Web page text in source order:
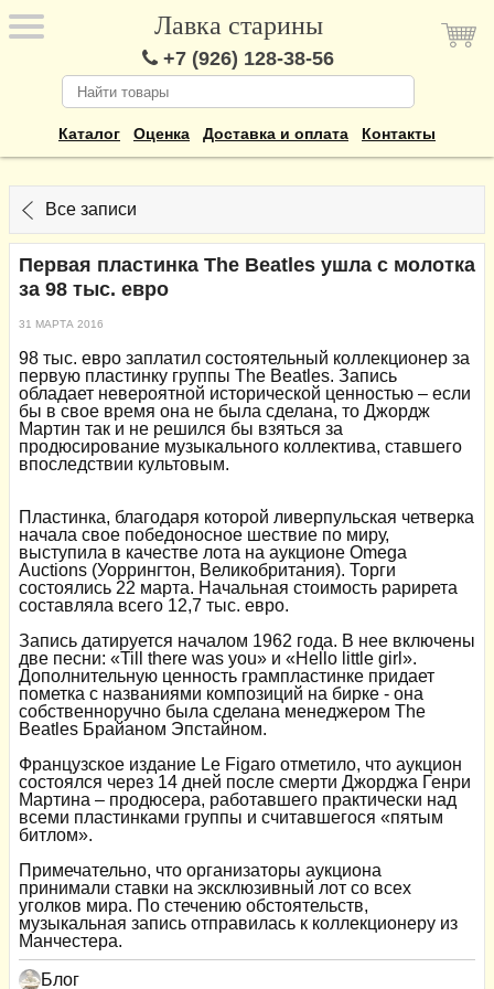
Лавка старины
+7 (926) 128-38-56
Каталог Оценка Доставка и оплата Контакты
Все записи
Первая пластинка The Beatles ушла с молотка
за 98 тыс. евро
31 МАРТА 2016
98 тыс. евро заплатил состоятельный коллекционер за
первую пластинку группы The Beatles. Запись
обладает невероятной исторической ценностью – если
бы в свое время она не была сделана, то Джордж
Мартин так и не решился бы взяться за
продюсирование музыкального коллектива, ставшего
впоследствии культовым.
Пластинка, благодаря которой ливерпульская четверка
начала свое победоносное шествие по миру,
выступила в качестве лота на аукционе Omega
Auctions (Уоррингтон, Великобритания). Торги
состоялись 22 марта. Начальная стоимость рарирета
составляла всего 12,7 тыс. евро.
Запись датируется началом 1962 года. В нее включены
две песни: «Till there was you» и «Hello little girl».
Дополнительную ценность грампластинке придает
пометка с названиями композиций на бирке - она
собственноручно была сделана менеджером The
Beatles Брайаном Эпстайном.
Французское издание Le Figaro отметило, что аукцион
состоялся через 14 дней после смерти Джорджа Генри
Мартина – продюсера, работавшего практически над
всеми пластинками группы и считавшегося «пятым
битлом».
Примечательно, что организаторы аукциона
принимали ставки на эксклюзивный лот со всех
уголков мира. По стечению обстоятельств,
музыкальная запись отправилась к коллекционеру из
Манчестера.
Блог